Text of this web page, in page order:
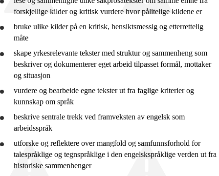
forskjellige kilder og kritisk vurdere hvor pålitelige kildene er
bruke ulike kilder på en kritisk, hensiktsmessig og etterrettelig
måte
skape yrkesrelevante tekster med struktur og sammenheng som
beskriver og dokumenterer eget arbeid tilpasset formål, mottaker
og situasjon
vurdere og bearbeide egne tekster ut fra faglige kriterier og
kunnskap om språk
beskrive sentrale trekk ved framveksten av engelsk som
arbeidsspråk
utforske og reflektere over mangfold og samfunnsforhold for
talespråklige og tegnspråklige i den engelskspråklige verden ut fra
historiske sammenhenger